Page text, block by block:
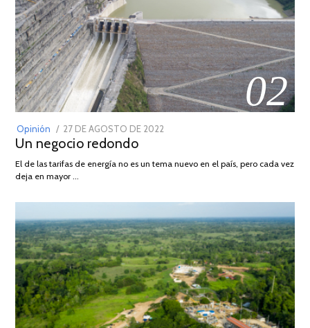
02
Opinión
POSTED
ON
27 DE AGOSTO DE 2022
DE
Un negocio redondo
El de las tarifas de energía no es un tema nuevo en el país, pero cada vez
deja en mayor …